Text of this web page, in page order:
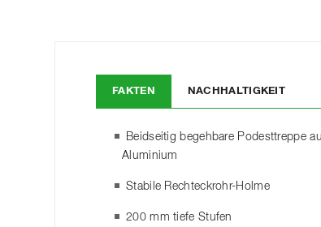
FAKTEN NACHHALTIGKEIT
Beidseitig begehbare Podesttreppe
Aluminium
Stabile Rechteckrohr-Holme
200 mm tiefe Stufen